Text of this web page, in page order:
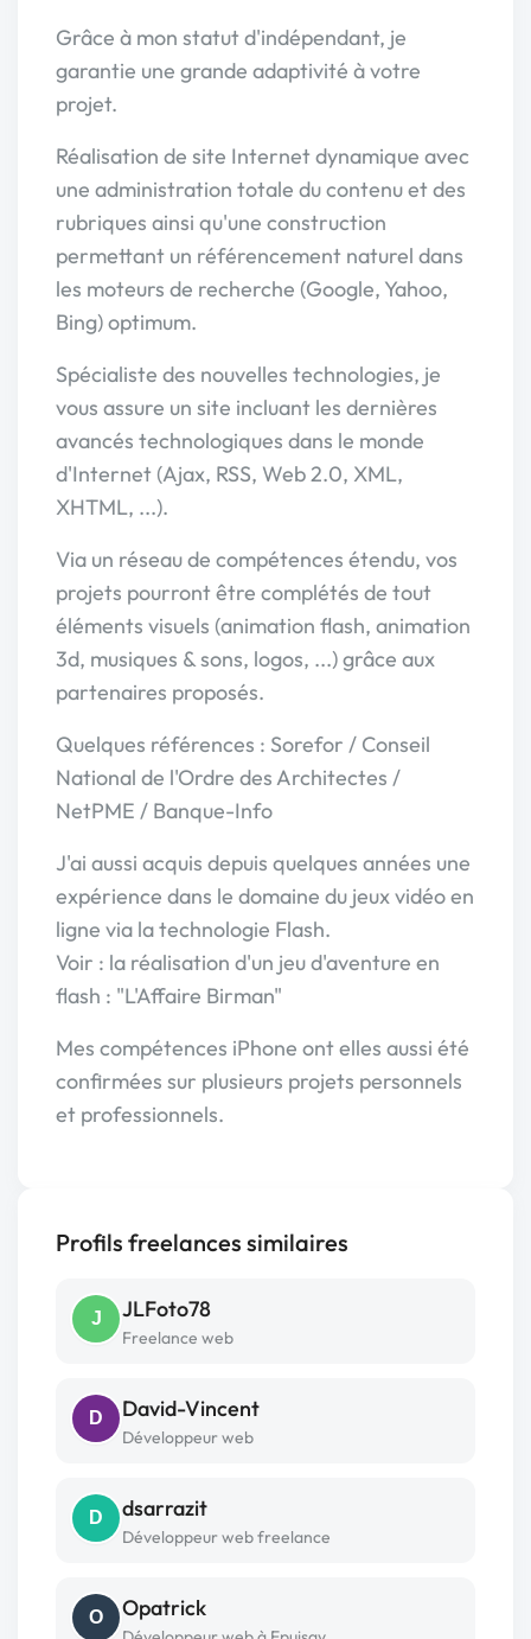
Grâce à mon statut d'indépendant, je
garantie une grande adaptivité à votre
projet.
Réalisation de site Internet dynamique avec
une administration totale du contenu et des
rubriques ainsi qu'une construction
permettant un référencement naturel dans
les moteurs de recherche (Google, Yahoo,
Bing) optimum.
Spécialiste des nouvelles technologies, je
vous assure un site incluant les dernières
avancés technologiques dans le monde
d'Internet (Ajax, RSS, Web 2.0, XML,
XHTML, ...).
Via un réseau de compétences étendu, vos
projets pourront être complétés de tout
éléments visuels (animation flash, animation
3d, musiques & sons, logos, ...) grâce aux
partenaires proposés.
Quelques références : Sorefor / Conseil
National de l'Ordre des Architectes /
NetPME / Banque-Info
J'ai aussi acquis depuis quelques années une
expérience dans le domaine du jeux vidéo en
ligne via la technologie Flash.
Voir : la réalisation d'un jeu d'aventure en
flash : "L'Affaire Birman"
Mes compétences iPhone ont elles aussi été
confirmées sur plusieurs projets personnels
et professionnels.
Profils freelances similaires
J JLFoto78
Freelance web
D David-Vincent
Développeur web
D dsarrazit
Développeur web freelance
O Opatrick